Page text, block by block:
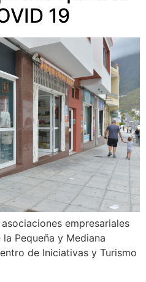
19
empresariales
Pequeña y Mediana
de Iniciativas y Turismo